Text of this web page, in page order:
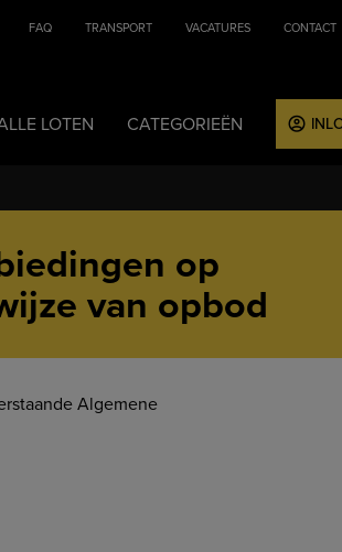
FAQ TRANSPORT VACATURES CONTACT
LOTEN CATEGORIEËN
op
van opbod
Algemene